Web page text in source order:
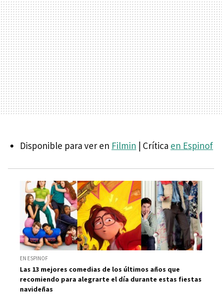
Arthur Christmas: Operación regalo (Arthur Christmas,
2011)
El Grinch (The Grinch, 2018)
La estación de la felicidad (Happiest Season, 2020)
Los que se quedan (The Holdovers, 2023)
Películas navideñas españolas
El día de la bestia (1995)
No controles (2010)
Klaus (2019)
Una bola (navideña) EXTRA
La Navidad de Charlie Brown (A Charlie Brown
Christmas, 1965)
Disponible para ver en Filmin | Crítica en Espinof
EN ESPINOF
Las 13 mejores comedias de los últimos años que
recomiendo para alegrarte el día durante estas fiestas
navideñas